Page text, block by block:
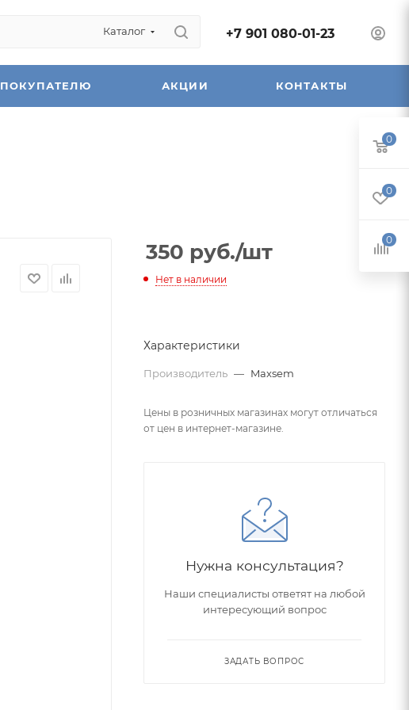
Каталог +7 901 080-01-23
ПОКУПАТЕЛЮ АКЦИИ КОНТАКТЫ
350 руб./шт
Нет в наличии
Характеристики
Производитель — Maxsem
Цены в розничных магазинах могут отличаться
от цен в интернет-магазине.
Нужна консультация?
Наши специалисты ответят на любой
интересующий вопрос
ЗАДАТЬ ВОПРОС
0
0
0